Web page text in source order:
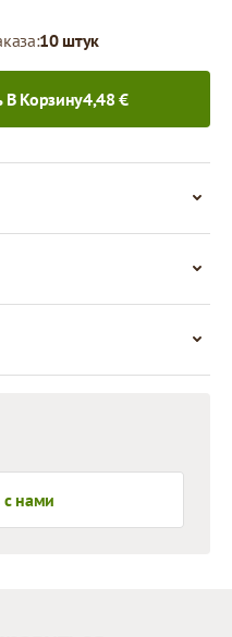
10 штук
В Корзину4,48 €
с нами